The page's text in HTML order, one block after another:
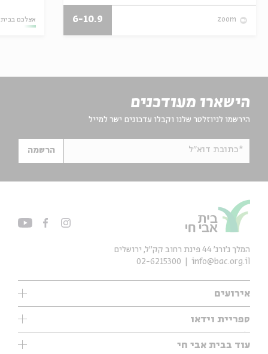
zoom
6-10.9 אצלכם בבית
הישארו מעודכנים
הירשמו לניוזלטר שלנו וקבלו עדכונים ישר למייל
*כתובת דוא"ל הרשמה
אירועים
עיון
אנגלית
ספריית וידאו
ילדים
מוזיקה
עוד בבית אבי חי
המלך ג'ורג' 44 פינת רחוב קק״ל, ירושלים
info@bac.org.il
02-6215300